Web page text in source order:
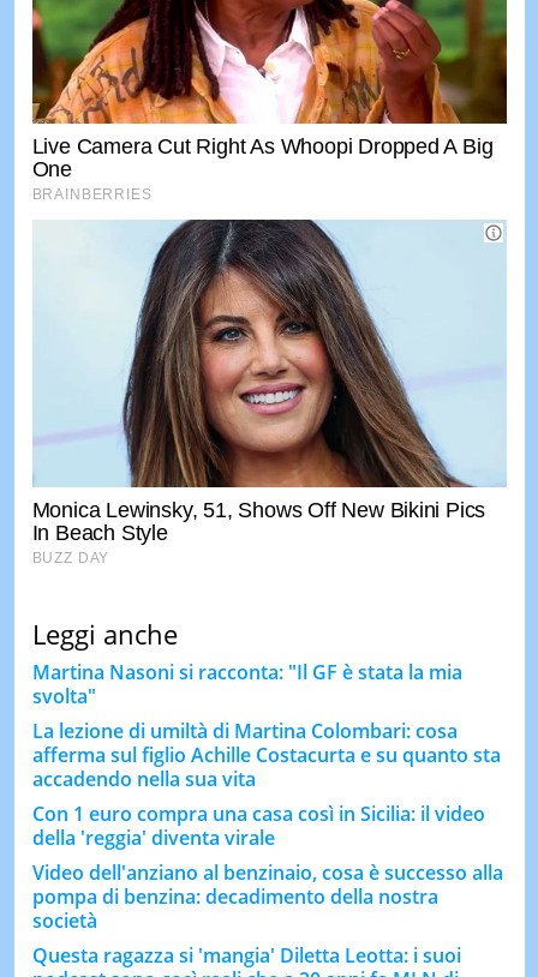
Leggi anche
Martina Nasoni si racconta: "Il GF è stata la mia
svolta"
La lezione di umiltà di Martina Colombari: cosa
afferma sul figlio Achille Costacurta e su quanto sta
accadendo nella sua vita
Con 1 euro compra una casa così in Sicilia: il video
della 'reggia' diventa virale
Video dell'anziano al benzinaio, cosa è successo alla
pompa di benzina: decadimento della nostra
società
Questa ragazza si 'mangia' Diletta Leotta: i suoi